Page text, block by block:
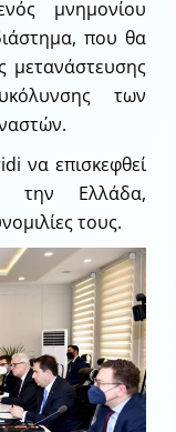
μνημονίου
που θα
μετανάστευσης
των
να επισκεφθεί
την Ελλάδα,
τους.